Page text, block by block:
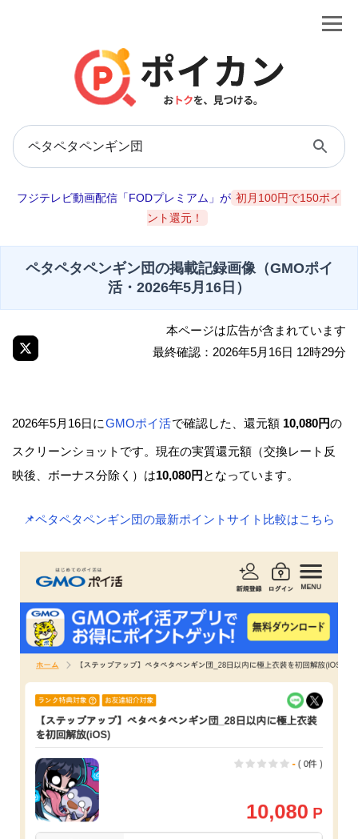
フジテレビ動画配信「FODプレミアム」が 初月100円で150ポイ
ント還元！
ペタペタペンギン団の掲載記録画像（GMOポイ
活・2026年5月16日）
本ページは広告が含まれています
最終確認：2026年5月16日 12時29分
2026年5月16日にGMOポイ活で確認した、還元額 10,080円の
スクリーンショットです。現在の実質還元額（交換レート反
映後、ボーナス分除く）は10,080円 となっています。
📌ペタペタペンギン団の最新ポイントサイト比較はこちら